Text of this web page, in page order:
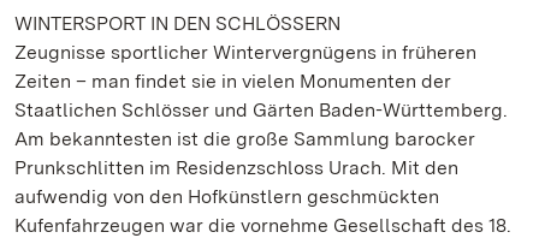
WINTERSPORT IN DEN SCHLÖSSERN
Zeugnisse sportlicher Wintervergnügens in früheren
Zeiten – man findet sie in vielen Monumenten der
Staatlichen Schlösser und Gärten Baden-Württemberg.
Am bekanntesten ist die große Sammlung barocker
Prunkschlitten im Residenzschloss Urach. Mit den
aufwendig von den Hofkünstlern geschmückten
Kufenfahrzeugen war die vornehme Gesellschaft des 18.